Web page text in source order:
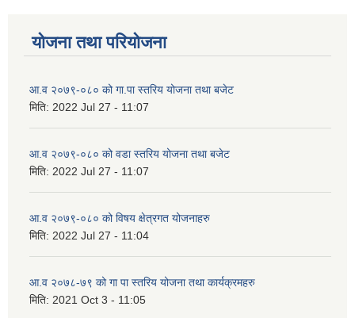
योजना तथा परियोजना
आ.व २०७९-०८० को गा.पा स्तरिय योजना तथा बजेट
मिति: 2022 Jul 27 - 11:07
आ.व २०७९-०८० को वडा स्तरिय योजना तथा बजेट
मिति: 2022 Jul 27 - 11:07
आ.व २०७९-०८० को विषय क्षेत्रगत योजनाहरु
मिति: 2022 Jul 27 - 11:04
आ.व २०७८-७९ को गा पा स्तरिय योजना तथा कार्यक्रमहरु
मिति: 2021 Oct 3 - 11:05